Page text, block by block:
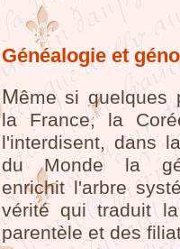
Généalogie et
Même si quelques
la France, la
l'interdisent, dans
du Monde la
enrichit l'arbre
vérité qui traduit
parentèle et des